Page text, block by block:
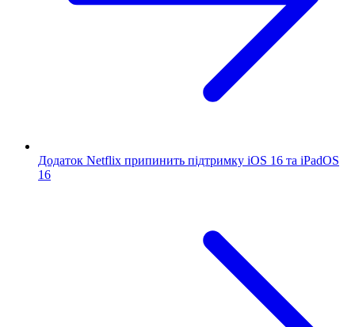
Додаток Netflix припинить підтримку iOS 16 та iPadOS
16